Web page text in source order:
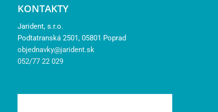
KONTAKTY
Jarident, s.r.o.
Podtatranská 2501, 05801 Poprad
objednavky@jarident.sk
052/77 22 029